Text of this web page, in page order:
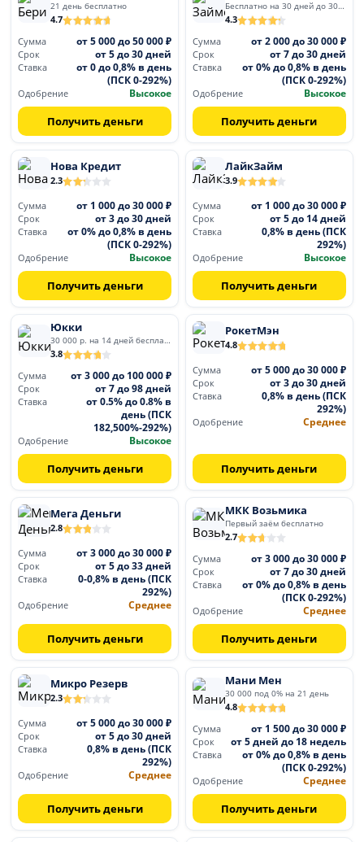
21 день бесплатно
4.7
Сумма
от 5 000 до 50 000 ₽
Срок от 5 до 30 дней
Ставка
от 0 до 0,8% в день
(ПСК 0-292%)
Одобрение Высокое
Получить деньги
Бесплатно на 30 дней до 30 000
4.3
Сумма
от 2 000 до 30 000 ₽
Срок от 7 до 30 дней
Ставка
от 0% до 0,8% в день
(ПСК 0-292%)
Одобрение Высокое
Получить деньги
Нова Кредит
2.3
Сумма от 1 000 до 30 000 ₽
Срок от 3 до 30 дней
Ставка
от 0% до 0,8% в день
(ПСК 0-292%)
Одобрение Высокое
Получить деньги
ЛайкЗайм
3.9
Сумма от 1 000 до 30 000 ₽
Срок от 5 до 14 дней
Ставка
0,8% в день (ПСК
292%)
Одобрение Высокое
Получить деньги
Юкки
30 000 р. на 14 дней бесплатно
3.8
Сумма
от 3 000 до 100 000 ₽
Срок от 7 до 98 дней
Ставка
от 0.5% до 0.8% в
день (ПСК
182,500%-292%)
Одобрение Высокое
Получить деньги
РокетМэн
4.8
Сумма от 5 000 до 30 000 ₽
Срок от 3 до 30 дней
Ставка
0,8% в день (ПСК
292%)
Одобрение Среднее
Получить деньги
Мега Деньги
2.8
Сумма от 3 000 до 30 000 ₽
Срок от 5 до 33 дней
Ставка
0-0,8% в день (ПСК
292%)
Одобрение Среднее
Получить деньги
МКК Возьмика
Первый заём бесплатно
2.7
Сумма
от 3 000 до 30 000 ₽
Срок от 7 до 30 дней
Ставка
от 0% до 0,8% в день
(ПСК 0-292%)
Одобрение Среднее
Получить деньги
Микро Резерв
2.3
Сумма от 5 000 до 30 000 ₽
Срок от 5 до 30 дней
Ставка
0,8% в день (ПСК
292%)
Одобрение Среднее
Получить деньги
Мани Мен
30 000 под 0% на 21 день
4.8
Сумма
от 1 500 до 30 000 ₽
Срок от 5 дней до 18 недель
Ставка
от 0% до 0,8% в день
(ПСК 0-292%)
Одобрение Среднее
Получить деньги